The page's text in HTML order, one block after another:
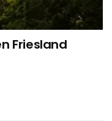
Friesland